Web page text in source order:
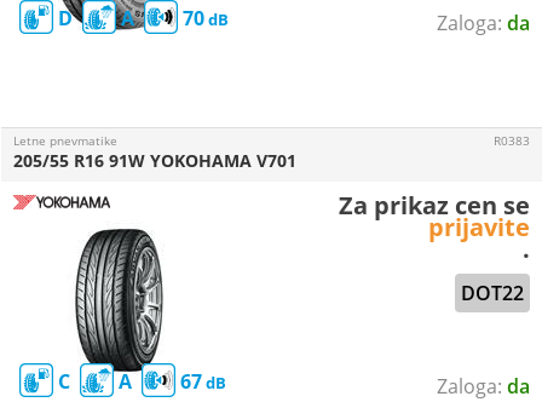
da
D A 70
da
Letne pnevmatike
C A 67
DOT22
205/55 R16 91W YOKOHAMA V701
R0383
Za prikaz cen se
prijavite
.